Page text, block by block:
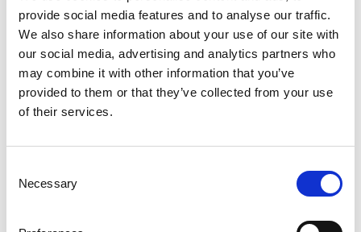
provide social media features and to analyse our traffic.
We also share information about your use of our site with
our social media, advertising and analytics partners who
may combine it with other information that you’ve
provided to them or that they’ve collected from your use
of their services.
Selection
Necessary